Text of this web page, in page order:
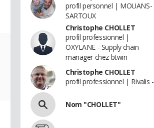
profil personnel | MOUANS-
SARTOUX
Christophe CHOLLET
profil professionnel |
OXYLANE - Supply chain
manager chez btwin
Christophe CHOLLET
profil professionnel | Rivalis -
Nom "CHOLLET"